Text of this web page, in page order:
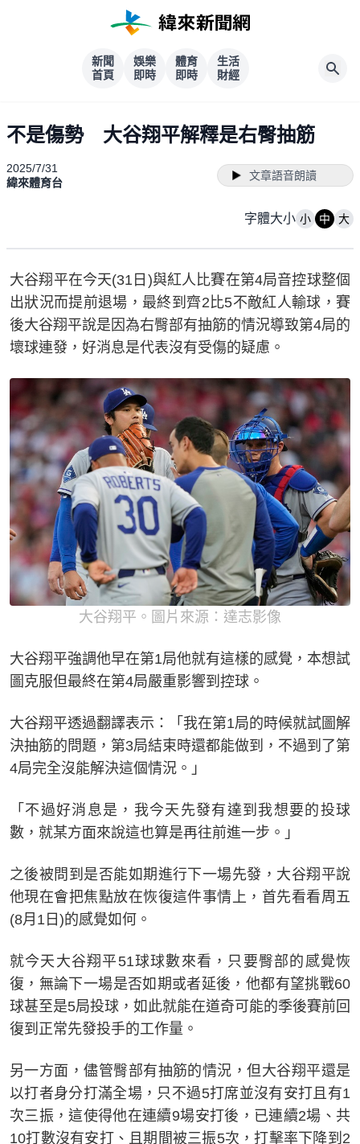
新聞
首頁
娛樂
即時
體育
即時
生活
財經
不是傷勢 大谷翔平解釋是右臀抽筋
2025/7/31
緯來體育台
文章語音朗讀
字體大小 小 中 大
大谷翔平在今天(31日)與紅人比賽在第4局音控球整個
出狀況而提前退場，最終到齊2比5不敵紅人輸球，賽
後大谷翔平說是因為右臀部有抽筋的情況導致第4局的
壞球連發，好消息是代表沒有受傷的疑慮。
大谷翔平。圖片來源：達志影像
大谷翔平強調他早在第1局他就有這樣的感覺，本想試
圖克服但最終在第4局嚴重影響到控球。
大谷翔平透過翻譯表示：「我在第1局的時候就試圖解
決抽筋的問題，第3局結束時還都能做到，不過到了第
4局完全沒能解決這個情況。」
「不過好消息是，我今天先發有達到我想要的投球
數，就某方面來說這也算是再往前進一步。」
之後被問到是否能如期進行下一場先發，大谷翔平說
他現在會把焦點放在恢復這件事情上，首先看看周五
(8月1日)的感覺如何。
就今天大谷翔平51球球數來看，只要臀部的感覺恢
復，無論下一場是否如期或者延後，他都有望挑戰60
球甚至是5局投球，如此就能在道奇可能的季後賽前回
復到正常先發投手的工作量。
另一方面，儘管臀部有抽筋的情況，但大谷翔平還是
以打者身分打滿全場，只不過5打席並沒有安打且有1
次三振，這使得他在連續9場安打後，已連續2場、共
10打數沒有安打、且期間被三振5次，打擊率下降到2